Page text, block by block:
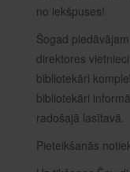
no iekšpuses!
Šogad
direktores
bibliotekāri
bibliotekāri
radošajā lasītavā.
Pieteikšanās